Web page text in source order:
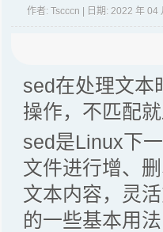
作者: Tscccn | 日期: 2022 年
sed在处理文本
操作，不匹配
sed是Linux下
文件进行增、
文本内容，灵
的一些基本用